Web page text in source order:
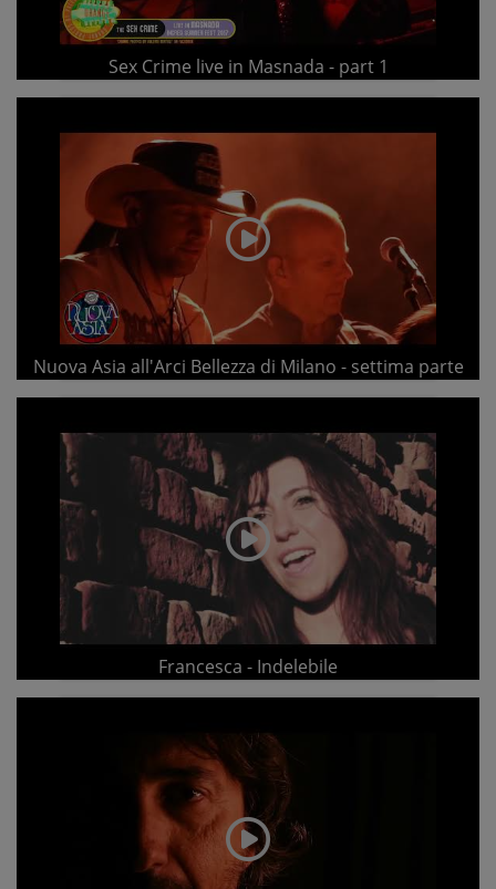
Sex Crime live in Masnada - part 1
Nuova Asia all'Arci Bellezza di Milano - settima parte
Francesca - Indelebile